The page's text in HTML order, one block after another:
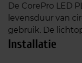
De CorePro LED
levensduur van
gebruik. De
Installatie